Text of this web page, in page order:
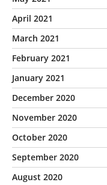
April 2021
March 2021
February 2021
January 2021
December 2020
November 2020
October 2020
September 2020
August 2020